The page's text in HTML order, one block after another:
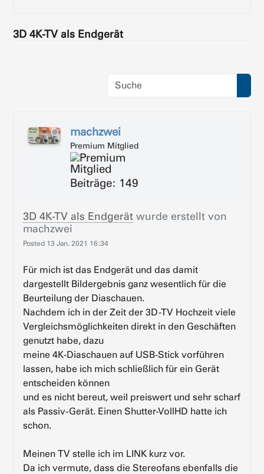
3D 4K-TV als Endgerät
machzwei
Premium Mitglied
Beiträge: 149
3D 4K-TV als Endgerät wurde erstellt von
machzwei
Posted 13 Jan. 2021 16:34
Für mich ist das Endgerät und das damit
dargestellt Bildergebnis ganz wesentlich für die
Beurteilung der Diaschauen.
Nachdem ich in der Zeit der 3D-TV Hochzeit viele
Vergleichsmöglichkeiten direkt in den Geschäften
genutzt habe, dazu
meine 4K-Diaschauen auf USB-Stick vorführen
lassen, habe ich mich schließlich für ein Gerät
entscheiden können
und es nicht bereut, weil preiswert und sehr scharf
als Passiv-Gerät. Einen Shutter-VollHD hatte ich
schon.
Meinen TV stelle ich im LINK kurz vor.
Da ich vermute, dass die Stereofans ebenfalls die